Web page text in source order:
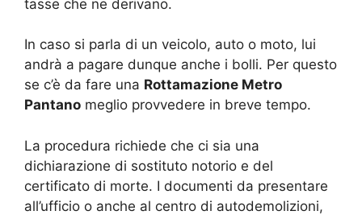
tasse che ne derivano.
In caso si parla di un veicolo, auto o moto, lui
andrà a pagare dunque anche i bolli. Per questo
se c’è da fare una Rottamazione Metro
Pantano meglio provvedere in breve tempo.
La procedura richiede che ci sia una
dichiarazione di sostituto notorio e del
certificato di morte. I documenti da presentare
all’ufficio o anche al centro di autodemolizioni,